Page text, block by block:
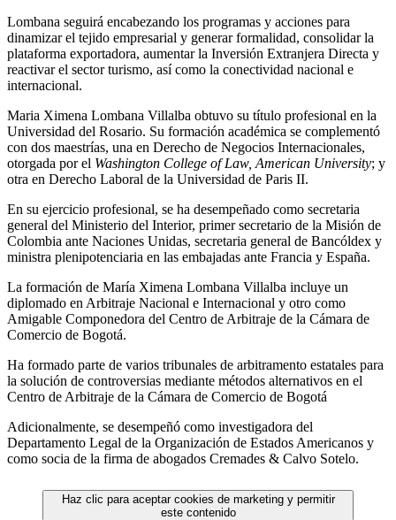
Lombana seguirá encabezando los programas y acciones para
dinamizar el tejido empresarial y generar formalidad, consolidar la
plataforma exportadora, aumentar la Inversión Extranjera Directa y
reactivar el sector turismo, así como la conectividad nacional e
internacional.
Maria Ximena Lombana Villalba obtuvo su título profesional en la
Universidad del Rosario. Su formación académica se complementó
con dos maestrías, una en Derecho de Negocios Internacionales,
otorgada por el Washington College of Law, American University; y
otra en Derecho Laboral de la Universidad de Paris II.
En su ejercicio profesional, se ha desempeñado como secretaria
general del Ministerio del Interior, primer secretario de la Misión de
Colombia ante Naciones Unidas, secretaria general de Bancóldex y
ministra plenipotenciaria en las embajadas ante Francia y España.
La formación de María Ximena Lombana Villalba incluye un
diplomado en Arbitraje Nacional e Internacional y otro como
Amigable Componedora del Centro de Arbitraje de la Cámara de
Comercio de Bogotá.
Ha formado parte de varios tribunales de arbitramento estatales para
la solución de controversias mediante métodos alternativos en el
Centro de Arbitraje de la Cámara de Comercio de Bogotá
Adicionalmente, se desempeñó como investigadora del
Departamento Legal de la Organización de Estados Americanos y
como socia de la firma de abogados Cremades & Calvo Sotelo.
Haz clic para aceptar cookies de marketing y permitir
este contenido